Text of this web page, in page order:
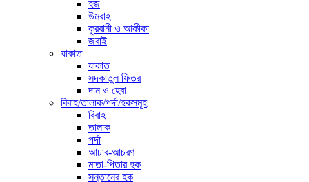
হজ
উমরাহ
কুরবানী ও আকীকা
জবাই
যাকাত
যাকাত
সদকাতুল ফিতর
দান ও হেবা
বিবাহ/তালাক/পর্দা/হকসমূহ
বিবাহ
তালাক
পর্দা
আচার-আচরণ
মাতা-পিতার হক
সন্তানের হক